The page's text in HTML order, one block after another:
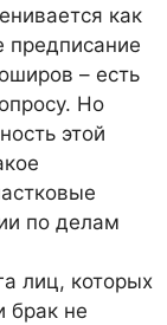
как
– есть
Но
этой
по делам
лиц, которых
брак не